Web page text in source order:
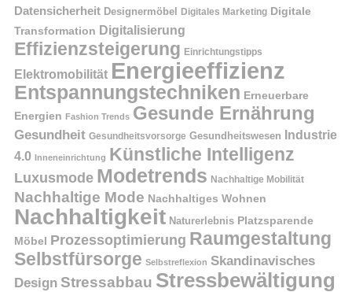
Datensicherheit Designermöbel Digitales Marketing Digitale
Transformation Digitalisierung
Effizienzsteigerung Einrichtungstipps
Elektromobilität Energieeffizienz
Entspannungstechniken Erneuerbare
Energien Fashion Trends Gesunde Ernährung
Gesundheit Gesundheitsvorsorge Gesundheitswesen Industrie
4.0 Inneneinrichtung Künstliche Intelligenz
Luxusmode Modetrends Nachhaltige Mobilität
Nachhaltige Mode Nachhaltiges Wohnen
Nachhaltigkeit Naturerlebnis Platzsparende
Möbel
Prozessoptimierung Raumgestaltung
Selbstfürsorge Selbstreflexion Skandinavisches
Design Stressabbau Stressbewältigung